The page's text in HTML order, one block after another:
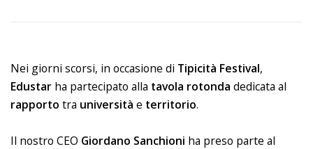
Nei giorni scorsi, in occasione di Tipicità Festival,
Edustar ha partecipato alla tavola rotonda dedicata al
rapporto tra università e territorio.
Il nostro CEO Giordano Sanchioni ha preso parte al